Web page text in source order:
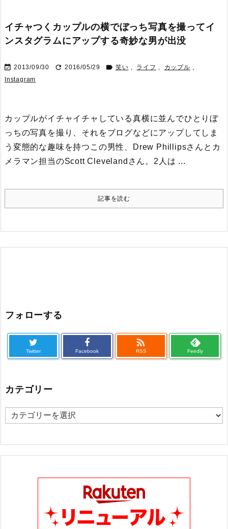
イチャつくカップルの横でぼっち写真を撮ってイ
ンスタグラムにアップする奇妙な男が出没
 2013/09/30  2016/05/29  笑い , ライフ , カップル ,
Instagram
カップルがイチャイチャしている真横に並んでひとりぼ
っちの写真を撮り、それをブログなどにアップしてしま
う変態的な趣味を持つこの男性、Drew Phillipsさんとカ
メラマン担当のScott Clevelandさん。 2人は ...
記事を読む
フォローする
Twitter Facebook

RSS Feedly
カテゴリー
カ
ゴ